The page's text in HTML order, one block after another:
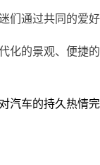
通过共同的爱
的景观、便捷
汽车的持久热情完